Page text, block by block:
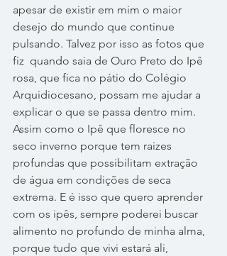
apesar de existir em mim o maior
desejo do mundo que continue
pulsando. Talvez por isso as fotos que
fiz  quando saia de Ouro Preto do Ipê
rosa, que fica no pátio do Colégio
Arquidiocesano, possam me ajudar a
explicar o que se passa dentro mim.
Assim como o Ipê que floresce no
seco inverno porque tem raizes
profundas que possibilitam extração
de água em condições de seca
extrema. E é isso que quero aprender
com os ipês, sempre poderei buscar
alimento no profundo de minha alma,
porque tudo que vivi estará ali,